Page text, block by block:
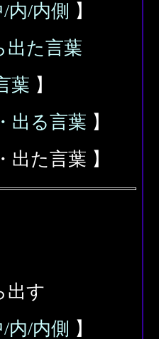
内/内側 】
出た言葉
葉 】
出る言葉 】
出た言葉 】
出す
内/内側 】